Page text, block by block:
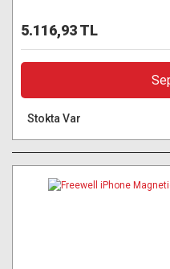
5.116,93 TL
Stokta Var